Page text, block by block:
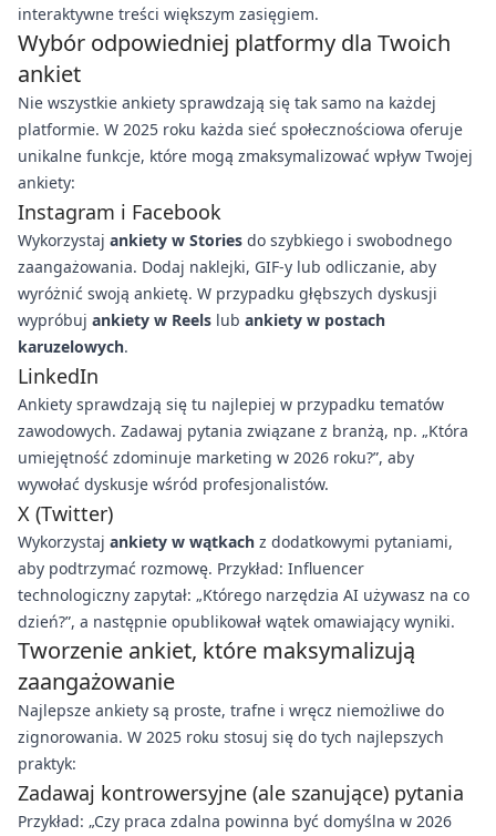
interaktywne treści większym zasięgiem.
Wybór odpowiedniej platformy dla Twoich
ankiet
Nie wszystkie ankiety sprawdzają się tak samo na każdej
platformie. W 2025 roku każda sieć społecznościowa oferuje
unikalne funkcje, które mogą zmaksymalizować wpływ Twojej
ankiety:
Instagram i Facebook
Wykorzystaj ankiety w Stories do szybkiego i swobodnego
zaangażowania. Dodaj naklejki, GIF-y lub odliczanie, aby
wyróżnić swoją ankietę. W przypadku głębszych dyskusji
wypróbuj ankiety w Reels lub ankiety w postach
karuzelowych.
LinkedIn
Ankiety sprawdzają się tu najlepiej w przypadku tematów
zawodowych. Zadawaj pytania związane z branżą, np. „Która
umiejętność zdominuje marketing w 2026 roku?”, aby
wywołać dyskusje wśród profesjonalistów.
X (Twitter)
Wykorzystaj ankiety w wątkach z dodatkowymi pytaniami,
aby podtrzymać rozmowę. Przykład: Influencer
technologiczny zapytał: „Którego narzędzia AI używasz na co
dzień?”, a następnie opublikował wątek omawiający wyniki.
Tworzenie ankiet, które maksymalizują
zaangażowanie
Najlepsze ankiety są proste, trafne i wręcz niemożliwe do
zignorowania. W 2025 roku stosuj się do tych najlepszych
praktyk:
Zadawaj kontrowersyjne (ale szanujące) pytania
Przykład: „Czy praca zdalna powinna być domyślna w 2026